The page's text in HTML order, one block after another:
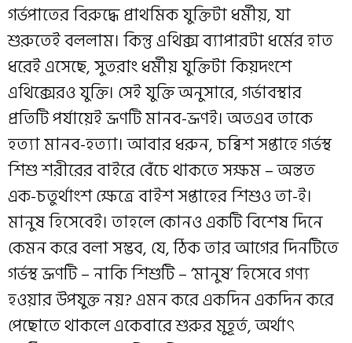
গর্ভপাতের বিরুদ্ধে প্রাথমিক যুক্তিটা ধর্মীয়, যা
শুরুতেই বললাম। কিন্তু এথিক্স ব্যাপারটা ধর্মের হাত
ধরেই এসেছে, সুতরাং ধর্মীয় যুক্তিটা কিয়দংশে
এথিক্সেরও যুক্তি। সেই যুক্তি অনুসারে, গর্ভাবস্থার
প্রতিটি পর্যায়েই ভ্রূণটি মানব-ভ্রূণই। অতএব তাকে
হত্যা মানব-হত্যা। আবার ধরুন, চব্বিশ সপ্তাহে গর্ভস্থ
শিশু শরীরের বাইরে বেঁচে থাকতে সক্ষম – অন্তত
এক-চতুর্থাংশ ক্ষেত্রে বাইশ সপ্তাহের শিশুও তা-ই।
মানুষ হিসেবেই। তাহলে কোনও একটি বিশেষ দিনে
কেমন করে বলা সম্ভব, যে, ঠিক তার আগের দিনটিতে
গর্ভস্থ ভ্রূণটি – নাকি শিশুটি – ‘মানুষ’ হিসেবে গণ্য
হওয়ার উপযুক্ত নয়? এমন করে একদিন একদিন করে
পেছোতে থাকলে একেবারে শুরুর মুহূর্ত, অর্থাৎ